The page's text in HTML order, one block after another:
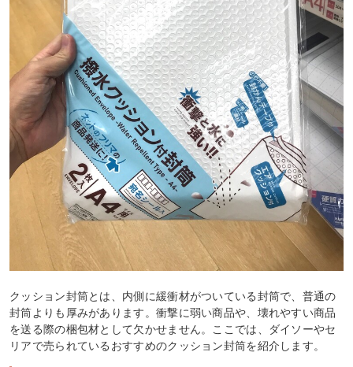
クッション封筒とは、内側に緩衝材がついている封筒で、普通の
封筒よりも厚みがあります。衝撃に弱い商品や、壊れやすい商品
を送る際の梱包材として欠かせません。ここでは、ダイソーやセ
リアで売られているおすすめのクッション封筒を紹介します。